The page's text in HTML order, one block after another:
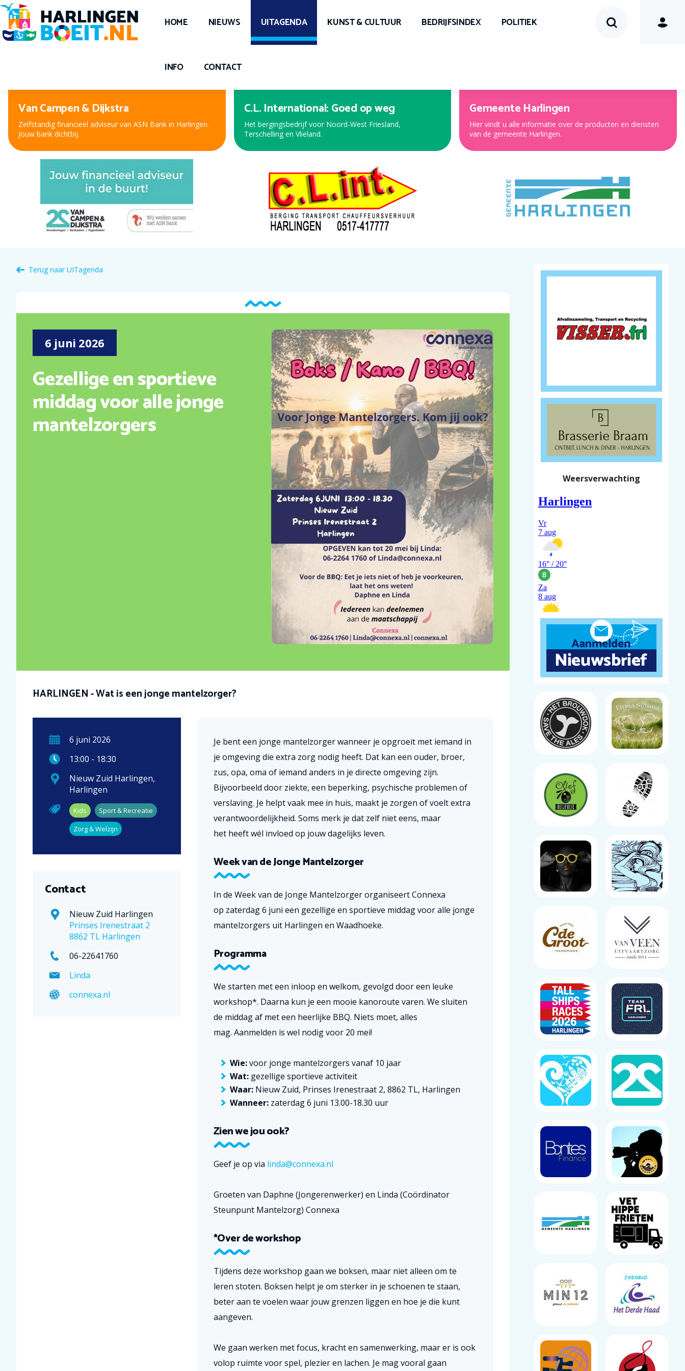
HOME NIEUWS UITAGENDA KUNST & CULTUUR BEDRIJFSINDEX POLITIEK
INFO CONTACT
Peter Kuiper, voor oog en oor
Nieuwe bril, contactlenzen of hooroplossing? Bij Peter
Kuiper, dé opticien en audicien bent u aan het juiste adres.
Expert Harlingen
Bekijk de nieuwe folder met de beste aanbiedingen!
Gemeente Harlingen
Hier vindt u alle informatie over de producten en diensten
van de gemeente Harlingen.
Terug naar UITagenda
6 juni 2026
Gezellige en sportieve
middag voor alle jonge
mantelzorgers
HARLINGEN - Wat is een jonge mantelzorger?
6 juni 2026
13:00 - 18:30
Nieuw Zuid Harlingen,
Harlingen
Kids
Sport & Recreatie
Zorg & Welzijn
Contact
Nieuw Zuid Harlingen
Prinses Irenestraat 2
8862 TL Harlingen
06-22641760
Linda
connexa.nl
Je bent een jonge mantelzorger wanneer je opgroeit met iemand in
je omgeving die extra zorg nodig heeft. Dat kan een ouder, broer,
zus, opa, oma of iemand anders in je directe omgeving zijn.
Bijvoorbeeld door ziekte, een beperking, psychische problemen of
verslaving. Je helpt vaak mee in huis, maakt je zorgen of voelt extra
verantwoordelijkheid. Soms merk je dat zelf niet eens, maar
het heeft wél invloed op jouw dagelijks leven.
Week van de Jonge Mantelzorger
In de Week van de Jonge Mantelzorger organiseert Connexa
op zaterdag 6 juni een gezellige en sportieve middag voor alle jonge
mantelzorgers uit Harlingen en Waadhoeke.
Programma
We starten met een inloop en welkom, gevolgd door een leuke
workshop*. Daarna kun je een mooie kanoroute varen. We sluiten
de middag af met een heerlijke BBQ. Niets moet, alles
mag. Aanmelden is wel nodig voor 20 mei!
Wie:voor jonge mantelzorgers vanaf 10 jaar
Wat:gezellige sportieve activiteit
Waar: Nieuw Zuid, Prinses Irenestraat 2, 8862 TL, Harlingen
Wanneer:zaterdag 6 juni 13.00-18.30 uur
Zien we jou ook?
Geef je op via linda@connexa.nl
Groeten van Daphne (Jongerenwerker) en Linda (Coördinator
Steunpunt Mantelzorg) Connexa
*Over de workshop
Tijdens deze workshop gaan we boksen, maar niet alleen om te
leren stoten. Boksen helpt je om sterker in je schoenen te staan,
beter aan te voelen waar jouw grenzen liggen en hoe je die kunt
aangeven.
We gaan werken met focus, kracht en samenwerking, maar er is ook
volop ruimte voor spel, plezier en lachen. Je mag vooral gaan
Weersverwachting